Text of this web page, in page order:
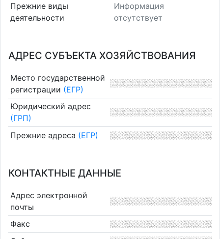
Прежние виды
деятельности
Информация
отсутствует
АДРЕС СУБЪЕКТА ХОЗЯЙСТВОВАНИЯ
Место государственной
регистрации (ЕГР)
Юридический адрес
(ГРП)
Прежние адреса (ЕГР)
КОНТАКТНЫЕ ДАННЫЕ
Адрес электронной
почты
Факс